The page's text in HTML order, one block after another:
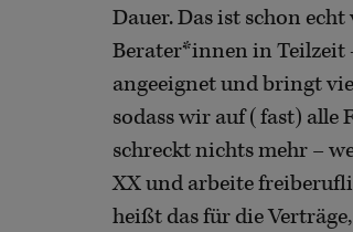
Dauer. Das ist schon
Berater*innen in Teilzeit
angeeignet und bringt
sodass wir auf (fast) alle
schreckt nichts mehr –
XX und arbeite
heißt das für die